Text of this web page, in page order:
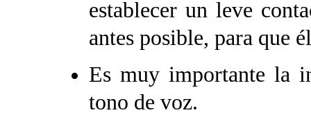
establecer un leve
antes posible, para que
Es muy importante la
tono de voz.